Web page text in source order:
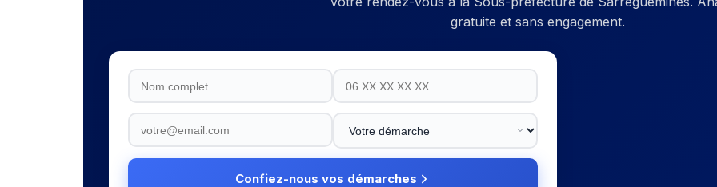
gratuite et sans engagement.
Confiez-nous vos démarches